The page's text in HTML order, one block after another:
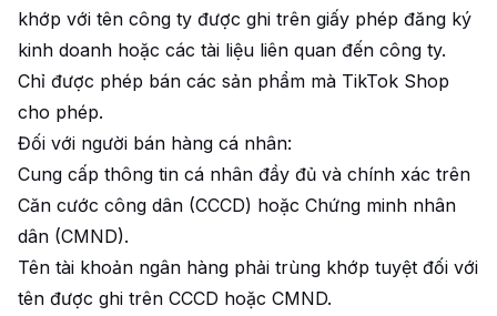
khớp với tên công ty được ghi trên giấy phép đăng ký
kinh doanh hoặc các tài liệu liên quan đến công ty.
Chỉ được phép bán các sản phẩm mà TikTok Shop
cho phép.
Đối với người bán hàng cá nhân:
Cung cấp thông tin cá nhân đầy đủ và chính xác trên
Căn cước công dân (CCCD) hoặc Chứng minh nhân
dân (CMND).
Tên tài khoản ngân hàng phải trùng khớp tuyệt đối với
tên được ghi trên CCCD hoặc CMND.